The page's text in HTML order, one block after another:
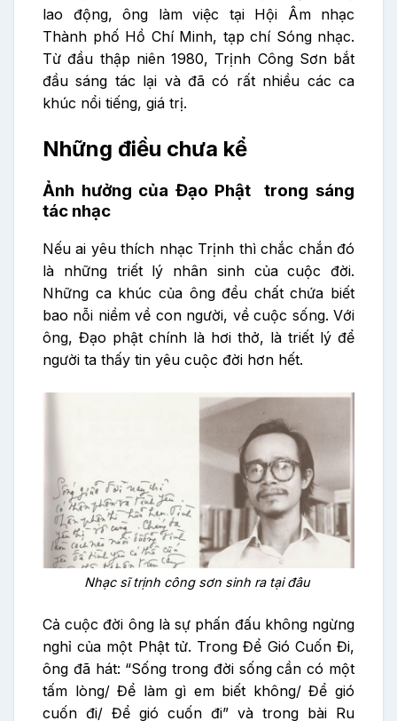
lao động, ông làm việc tại Hội Âm nhạc
Thành phố Hồ Chí Minh, tạp chí Sóng nhạc.
Từ đầu thập niên 1980, Trịnh Công Sơn bắt
đầu sáng tác lại và đã có rất nhiều các ca
khúc nổi tiếng, giá trị.
Những điều chưa kể
Ảnh hưởng của Đạo Phật trong sáng
tác nhạc
Nếu ai yêu thích nhạc Trịnh thì chắc chắn đó
là những triết lý nhân sinh của cuộc đời.
Những ca khúc của ông đều chất chứa biết
bao nỗi niềm về con người, về cuộc sống. Với
ông, Đạo phật chính là hơi thở, là triết lý để
người ta thấy tin yêu cuộc đời hơn hết.
Nhạc sĩ trịnh công sơn sinh ra tại đâu
Cả cuộc đời ông là sự phấn đấu không ngừng
nghỉ của một Phật tử. Trong Để Gió Cuốn Đi,
ông đã hát: “Sống trong đời sống cần có một
tấm lòng/ Để làm gì em biết không/ Để gió
cuốn đi/ Để gió cuốn đi” và trong bài Ru